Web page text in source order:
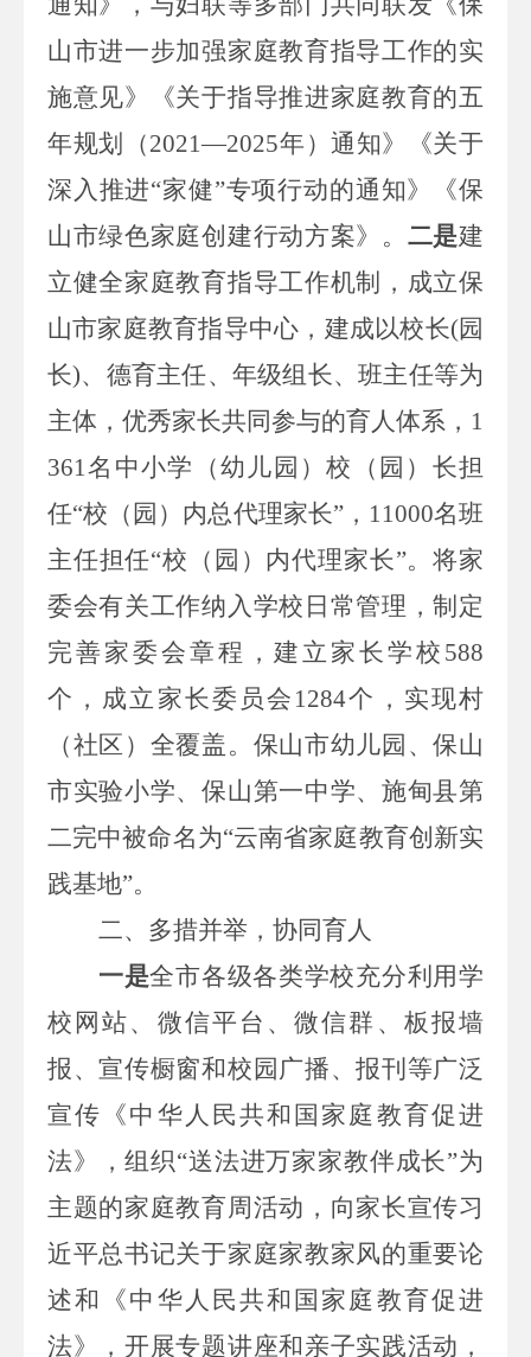
山市进一步加强家庭教育指导工作的实
施意见》《关于指导推进家庭教育的五
年规划（2021—2025年 ）通知》《关于
深入推进“家健”专项行动的通知》《保
山市绿色家庭创建行动方案》。 二是建
立健全家庭教育指导工作机制
，成立保
山市家庭教育指导中心， 建成以校长(园
长)、德育主任、年级组长、班主任等为
主体 ， 优秀家长共同参与的育人体系， 1
361名 中小学（幼儿园）校（园）长担
任“校（园）内总代理家长”， 11000名班
主任担任“校（园）内代理家长”。将家
委会有关工作纳入学校日常管理，制定
完善家委会章程，建立家长学校 588
个， 成立家长委员会 1284个 ，实现村
（社区）全覆盖。保山市幼儿园、保山
市实验小学、保山第一中学、施甸县第
二完中被命名为“云南省家庭教育创新实
践基地”。
二、多措并举，协同育人
一是全市各级各类学校充分利用学
校网站、微信平台、微信群、板报墙
报、宣传橱窗和校园 广播、报刊 等广泛
宣传《中华人民共和国家庭教育促进
法》，组织“送法进万家家教伴成长”为
主题的家庭教育周活动 ， 向家长宣传习
近平总书记关于家庭家教家风的重要论
述和《中华人民共和国家庭教育促进
法》，开展专题讲座和亲子实践活动，